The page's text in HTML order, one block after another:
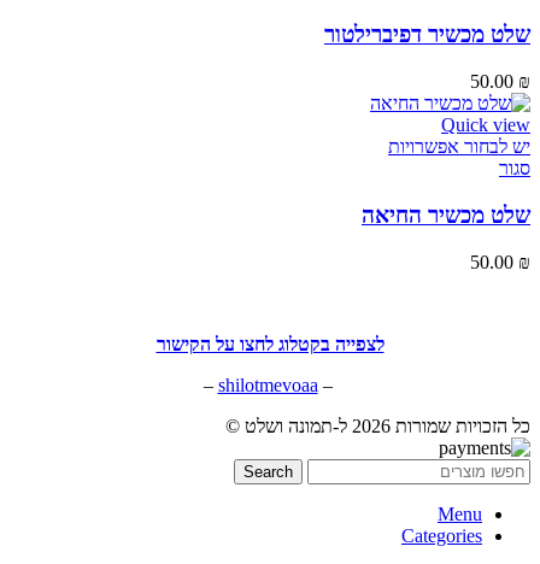
שלט מכשיר דפיברילטור
50.00 ₪
Quick view
יש לבחור אפשרויות
סגור
שלט מכשיר החיאה
50.00 ₪
לצפייה בקטלוג לחצו על הקישור
–
shilotmevoaa
–
כל הזכויות שמורות 2026 ל-תמונה ושלט ©
Search
Menu
Categories